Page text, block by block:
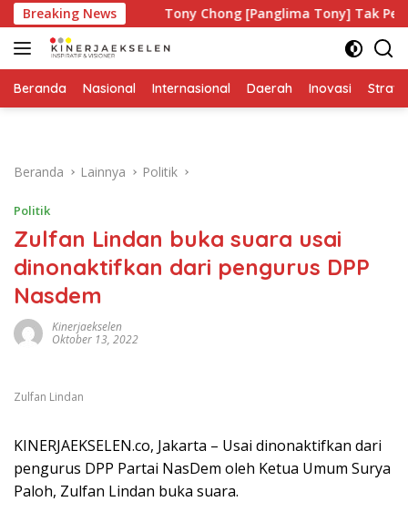
Langsung
ke
konten
Breaking NewsTony Chong [Panglima Tony] Tak Pernah Lelah
Beranda Nasional Internasional Daerah Inovasi
Beranda Lainnya Politik
Politik
Zulfan Lindan buka suara usai
dinonaktifkan dari pengurus DPP
Nasdem
Kinerjaekselen
Oktober 13, 2022
Zulfan Lindan
KINERJAEKSELEN.co, Jakarta – Usai dinonaktifkan dari
pengurus DPP Partai NasDem oleh Ketua Umum Surya
Paloh, Zulfan Lindan buka suara.